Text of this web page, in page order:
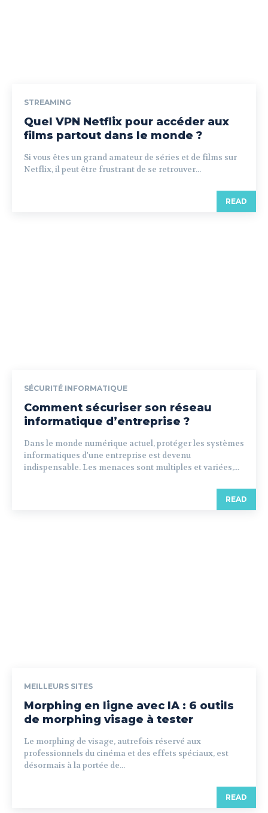
STREAMING
Quel VPN Netflix pour accéder aux
films partout dans le monde ?
Si vous êtes un grand amateur de séries et de films sur
Netflix, il peut être frustrant de se retrouver...
READ
SÉCURITÉ INFORMATIQUE
Comment sécuriser son réseau
informatique d’entreprise ?
Dans le monde numérique actuel, protéger les systèmes
informatiques d'une entreprise est devenu
indispensable. Les menaces sont multiples et variées,...
READ
MEILLEURS SITES
Morphing en ligne avec IA : 6 outils
de morphing visage à tester
Le morphing de visage, autrefois réservé aux
professionnels du cinéma et des effets spéciaux, est
désormais à la portée de...
READ